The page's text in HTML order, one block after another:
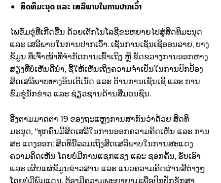
ສິດທິມະນຸດ ແລະ ເສລີພາບໃນການປາກເວົ້າ
ໄພຂົ່ມຂູ່ທີ່ເກີດຂື້ນ ດ້ວຍເຕັກໂນໂລຊີຂະຫຍາຍໄປສູ່ສິດທິມະນຸດ
ແລະ ເສລີພາບໃນການປາກເວົ້າ. ເຊັ່ນການເຊັນເຊີອອນລາຍ, ບາງ
ຂໍ້ມູນ ທີ່ເຈົ້າໜ້າທີ່ຈໍາກັດການເຂົ້າເຖິງ ຫຼື ຂັດຂວາງການອອກຫາງ
ສຽງທີ່ບໍ່ເຫັນດີນໍາ, ຊີ້ໃຫ້ເຫັນເຖິງຄວາມຈໍາເປັນໃນການປົກປ້ອງ
ສິດເສລີພາບທາງອິນເຕີເນັດ ແລະ ຕ້ານການເຊັນເຊີ ແລະ ການ
ຂົ່ມຂູ່ນັກຂ່າວ ແລະ ຊ່ຽວຊານດ້ານສື່ມວນຊົນ.
ອີງຕາມມາດຕາ 19 ຂອງຖະແຫຼງການສາກົນວ່າດ້ວຍ ສິດທິ
ມະນຸດ, “ທຸກຄົນມີສິດເສລີໃນການອອກຄວາມຄິດເຫັນ ແລະ ການ
ສະ ແດງອອກ; ສິດທິນີ້ລວມເຖິງສິດເສລີພາບໃນການສະແດງ
ຄວາມຄິດເຫັນ ໂດຍບໍ່ມີການແຊກແຊງ ແລະ ຊອກຄົ້ນ, ຮັບເອົາ
ແລະ ເຜີຍແຜ່ຂໍ້ມູນຂ່າວສານ ແລະ ແນວຄວາມຄິດຜ່ານສື່ຕ່າງໆ
ໂດຍບໍ່ມີພົມແດນ. ຕ້ອງມີຄວາມພະຍາຍາມເພື່ອປົກປັກຮັກສາ